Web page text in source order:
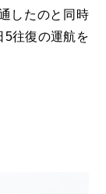
したのと同時
5往復の運航を